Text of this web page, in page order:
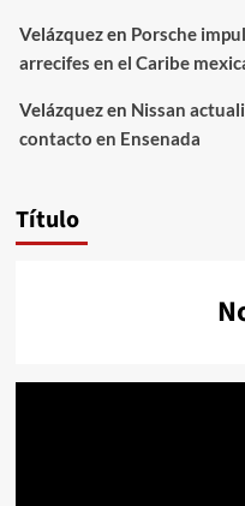
Velázquezen Porsche
arrecifes en el Caribe
Velázquezen Nissan
contacto en Ensenada
Título